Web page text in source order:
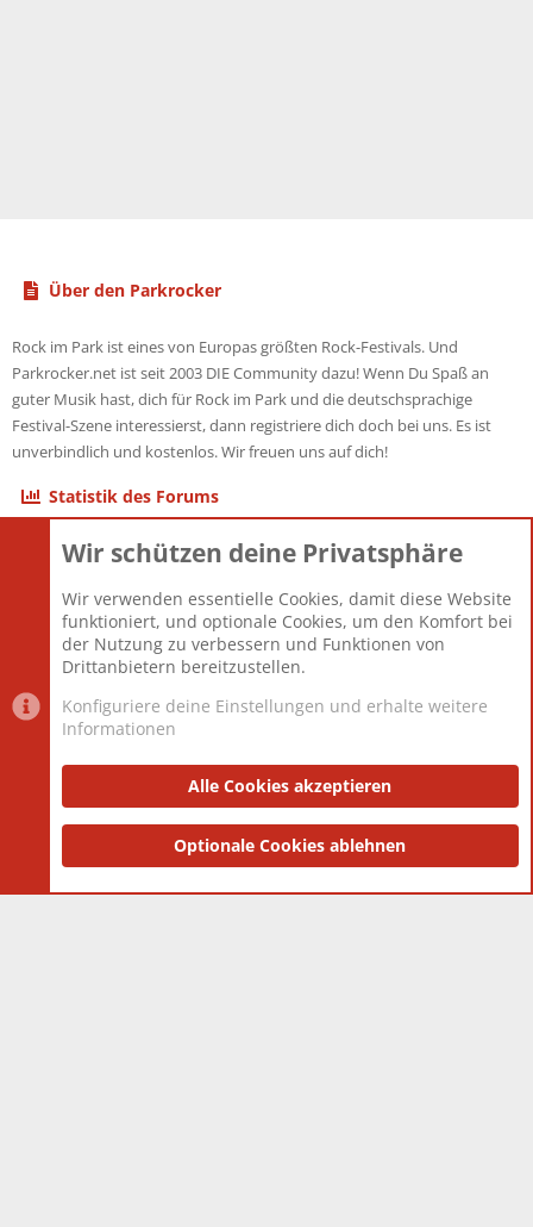
Über den Parkrocker
Rock im Park ist eines von Europas größten Rock-Festivals. Und
Parkrocker.net ist seit 2003 DIE Community dazu! Wenn Du Spaß an
guter Musik hast, dich für Rock im Park und die deutschsprachige
Festival-Szene interessierst, dann registriere dich doch bei uns. Es ist
unverbindlich und kostenlos. Wir freuen uns auf dich!
Statistik des Forums
Themen
Mitglieder
12.425
Neuestes Mitglied
Toddster85
Datenschutzerklärung Impressum
Community platform by XenForo® © 2010-2025 XenForo Ltd.
and add-ons by ThemeHouse
Wir schützen deine Privatsphäre
Wir verwenden essentielle Cookies, damit diese Website
funktioniert, und optionale Cookies, um den Komfort bei
der Nutzung zu verbessern und Funktionen von
Drittanbietern bereitzustellen.
Konfiguriere deine Einstellungen und erhalte weitere
Informationen
Alle Cookies akzeptieren
Optionale Cookies ablehnen